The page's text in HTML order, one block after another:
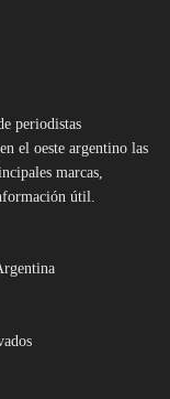
periodistas
el oeste argentino las
marcas,
útil.